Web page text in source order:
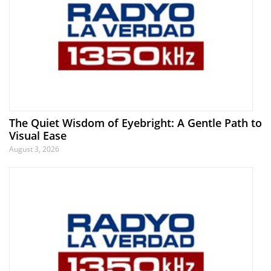
The Quiet Wisdom of Eyebright: A Gentle Path to
Visual Ease
August 3, 2026